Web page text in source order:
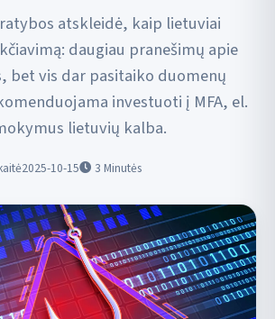
atskleidė, kaip lietuviai
daugiau pranešimų apie
bet vis dar pasitaiko duomenų
investuoti į MFA, el.
lietuvių kalba.
2025-10-15 3 Minutės